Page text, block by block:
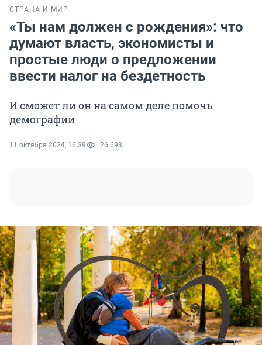
СТРАНА И МИР
«Ты нам должен с рождения»: что
думают власть, экономисты и
простые люди о предложении
ввести налог на бездетность
И сможет ли он на самом деле помочь
демографии
11 октября 2024, 16:39 26 693